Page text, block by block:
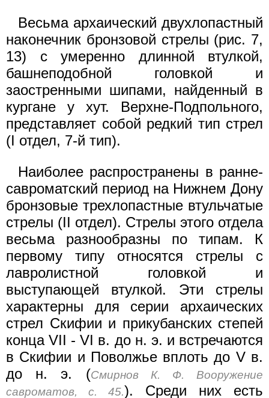
Весьма архаический двухлопастный
наконечник бронзовой стрелы (рис. 7,
13) с умеренно длинной втулкой,
башнеподобной головкой и
заостренными шипами, найденный в
кургане у хут. Верхне-Подпольного,
представляет собой редкий тип стрел
(I отдел, 7-й тип).
Наиболее распространены в ранне-
савроматский период на Нижнем Дону
бронзовые трехлопастные втульчатые
стрелы (II отдел). Стрелы этого отдела
весьма разнообразны по типам. К
первому типу относятся стрелы с
лавролистной головкой и
выступающей втулкой. Эти стрелы
характерны для серии архаических
стрел Скифии и прикубанских степей
конца VII - VI в. до н. э. и встречаются
в Скифии и Поволжье вплоть до V в.
до н. э. (Смирнов К. Ф. Вооружение
савроматов, с. 45.). Среди них есть